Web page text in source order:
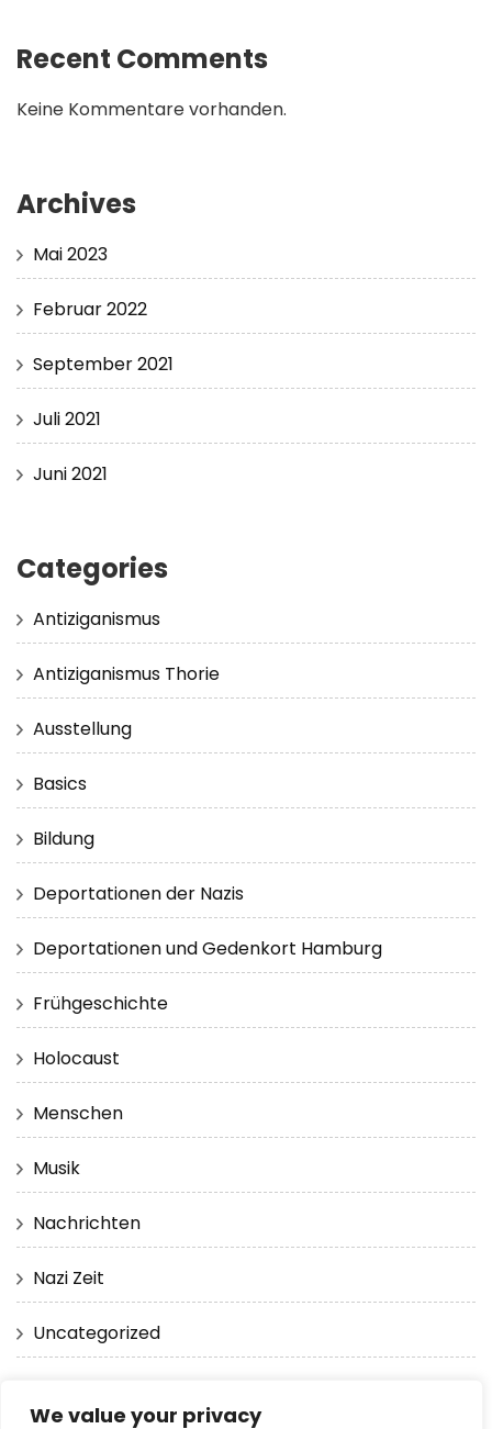
We value your privacy
Recent Comments
Keine Kommentare vorhanden.
Archives
Mai 2023
Februar 2022
September 2021
Juli 2021
Juni 2021
Categories
Antiziganismus
Antiziganismus Thorie
Ausstellung
Basics
Bildung
Deportationen der Nazis
Deportationen und Gedenkort Hamburg
Frühgeschichte
Holocaust
Menschen
Musik
Nachrichten
Nazi Zeit
Uncategorized